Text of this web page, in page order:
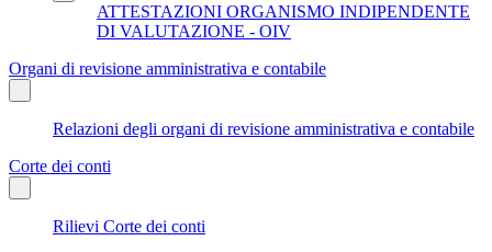
ATTESTAZIONI ORGANISMO INDIPENDENTE
DI VALUTAZIONE - OIV
Organi di revisione amministrativa e contabile
Relazioni degli organi di revisione amministrativa e contabile
Corte dei conti
Rilievi Corte dei conti